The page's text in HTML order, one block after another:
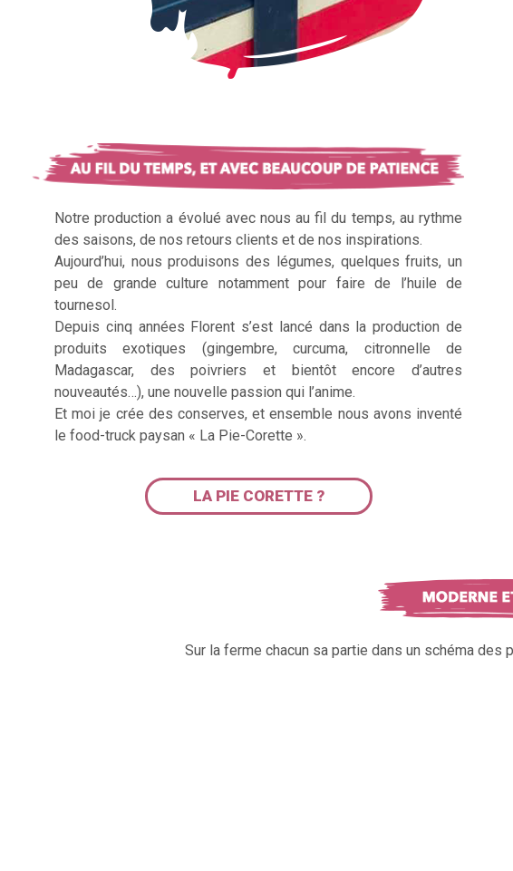
Notre production a évolué avec nous au fil du temps, au rythme
des saisons, de nos retours clients et de nos inspirations.
Aujourd’hui, nous produisons des légumes, quelques fruits, un
peu de grande culture notamment pour faire de l’huile de
tournesol.
Depuis cinq années Florent s’est lancé dans la production de
produits exotiques (gingembre, curcuma, citronnelle de
Madagascar, des poivriers et bientôt encore d’autres
nouveautés…), une nouvelle passion qui l’anime.
Et moi je crée des conserves, et ensemble nous avons inventé
le food-truck paysan « La Pie-Corette ».
LA PIE CORETTE ?
Sur la ferme chacun sa partie dans un schéma